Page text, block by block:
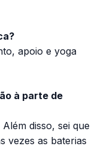
apoio e yoga
à parte de
disso, sei que
vezes as baterias